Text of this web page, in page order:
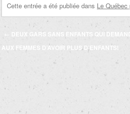
Cette entrée a été publiée dans Le Québec
Navigation
des
← DEUX GARS SANS ENFANTS QUI
AUX FEMMES D’AVOIR PLUS D’ENFANTS!